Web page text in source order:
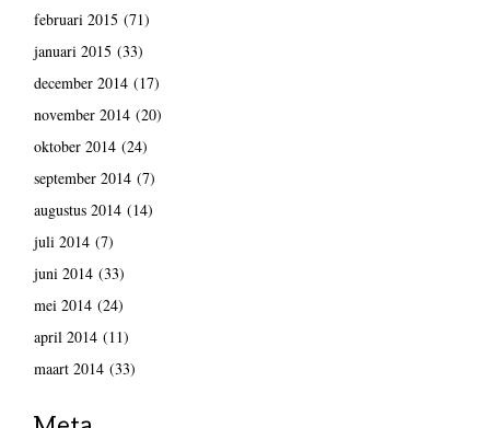
februari 2015 (71)
januari 2015 (33)
december 2014(17)
november 2014(20)
oktober 2014(24)
september 2014(7)
augustus 2014(14)
juli 2014(7)
juni 2014(33)
mei 2014(24)
april 2014(11)
maart 2014(33)